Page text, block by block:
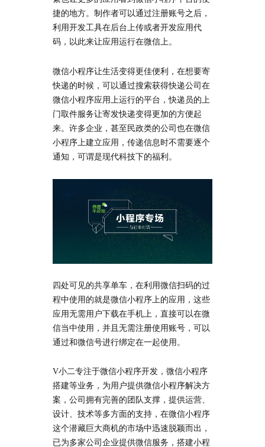
捷的地方。制作者可以通过注册账号之后，
利用开发工具在后台上传或者开发应用代
码，以此来让应用运行在微信上。
微信小程序让生活变得更佳便利，在想要寄
快递的时候，可以通过搜索获得快递公司在
微信小程序应用上运行的平台，快递员的上
门取件服务让寄发快递变得更加的方便起
来。许多企业，甚至民政类的公司也在微信
小程序上建立应用，传递信息时不需要逐个
通知，可谓是现代科技下的福利。
四处可见的共享单车，在利用微信扫码的过
程中使用的就是微信小程序上的应用，这些
应用无需用户下载在手机上，直接可以在微
信当中使用，并且无需注册使用账号，可以
通过和微信号进行绑定在一起使用。
V小二专注于微信小程序开发，微信小程序
搭建等业务，为用户提供微信小程序解决方
案，公司拥有完善的团队支撑，提供运营、
设计、技术等多方面的支持，在微信小程序
这个潜藏巨大商机的市场中迅速脱颖而出，
已为多家公司企业提供微信服务，搭建小程